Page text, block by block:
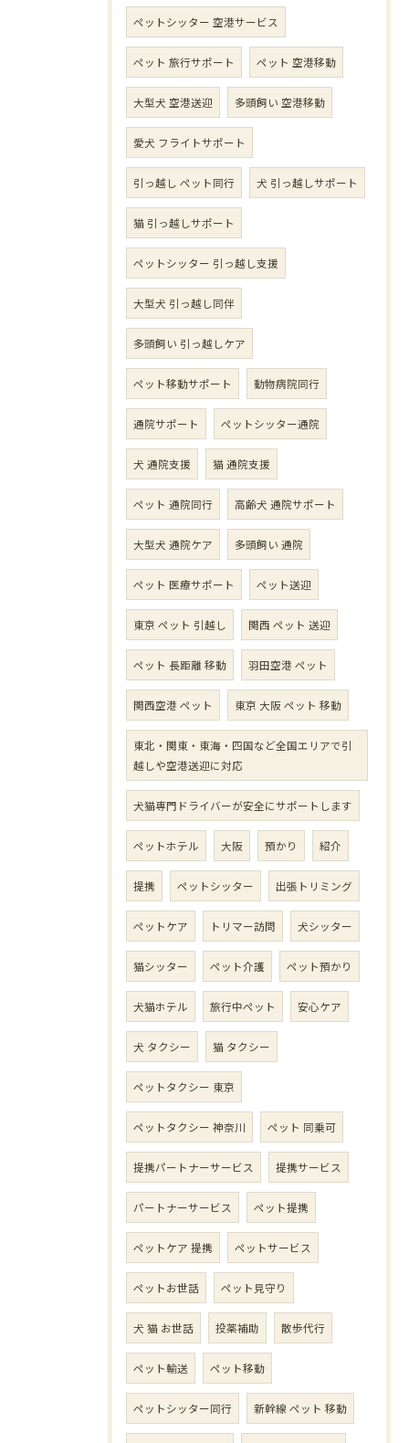
ペットシッター 空港サービス
ペット 旅行サポート ペット 空港移動
大型犬 空港送迎 多頭飼い 空港移動
愛犬 フライトサポート
引っ越し ペット同行 犬 引っ越しサポート
猫 引っ越しサポート
ペットシッター 引っ越し支援
大型犬 引っ越し同伴
多頭飼い 引っ越しケア
ペット移動サポート 動物病院同行
通院サポート ペットシッター通院
犬 通院支援 猫 通院支援
ペット 通院同行 高齢犬 通院サポート
大型犬 通院ケア 多頭飼い 通院
ペット 医療サポート ペット送迎
東京 ペット 引越し 関西 ペット 送迎
ペット 長距離 移動 羽田空港 ペット
関西空港 ペット 東京 大阪 ペット 移動
東北・関東・東海・四国など全国エリアで引
越しや空港送迎に対応
犬猫専門ドライバーが安全にサポートします
ペットホテル 大阪 預かり 紹介
提携 ペットシッター 出張トリミング
ペットケア トリマー訪問 犬シッター
猫シッター ペット介護 ペット預かり
犬猫ホテル 旅行中ペット 安心ケア
犬 タクシー 猫 タクシー
ペットタクシー 東京
ペットタクシー 神奈川 ペット 同乗可
提携パートナーサービス 提携サービス
パートナーサービス ペット提携
ペットケア 提携 ペットサービス
ペットお世話 ペット見守り
犬 猫 お世話 投薬補助 散歩代行
ペット輸送 ペット移動
ペットシッター同行 新幹線 ペット 移動